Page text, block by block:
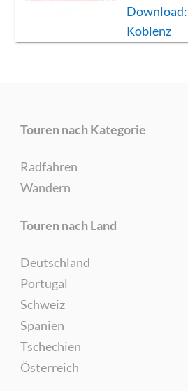
Koblenz
Touren nach Kategorie
Radfahren
Wandern
Touren nach Land
Deutschland
Portugal
Schweiz
Spanien
Tschechien
Österreich